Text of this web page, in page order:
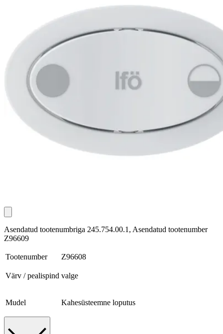
Asendatud tootenumbriga 245.754.00.1, Asendatud tootenumber
Z96609
Tootenumber Z96608
Värv / pealispind valge
Mudel Kahesüsteemne loputus